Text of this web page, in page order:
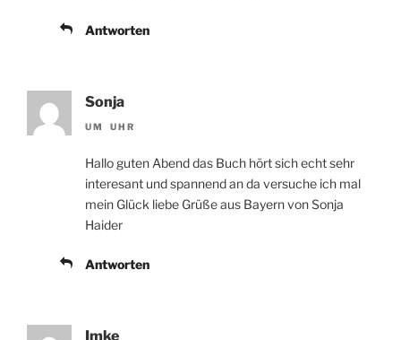
Antworten
Sonja
UM UHR
Hallo guten Abend das Buch hört sich echt sehr
interesant und spannend an da versuche ich mal
mein Glück liebe Grüße aus Bayern von Sonja
Haider
Antworten
Imke